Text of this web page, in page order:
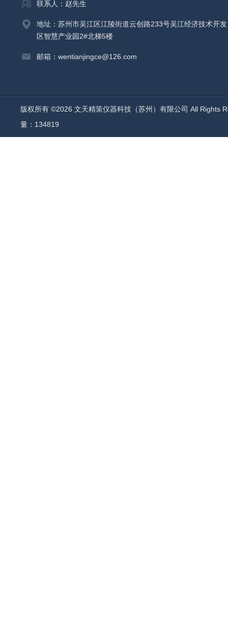
联系人：赵先生
地址：苏州市吴江区江陵街道云创路233号吴江经济技术开发
区智慧产业园2#北梯5楼
邮箱：wentianjingce@126.com
版权所有 ©2026 文天精策仪器科技（苏州）有限公司 All
量：134819